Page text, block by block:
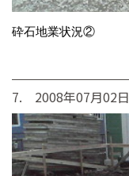
砕石地業状況②
7. 2008年07月02日